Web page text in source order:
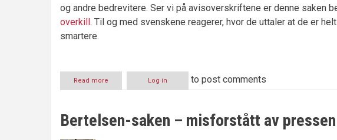
og andre bedrevitere. Ser vi på avisoverskriftene er denne saken
overkill. Til og med svenskene reagerer, hvor de uttaler at de er
smartere.
Read more
DOMMER
–
Log in to post comments
Bertelsen-saken – misforstått av pressen